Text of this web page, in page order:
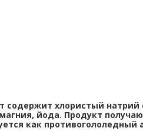
содержит хлористый натрий
йода. Продукт
как противогололедный